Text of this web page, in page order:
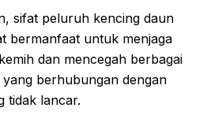
sifat peluruh kencing daun
bermanfaat untuk menjaga
dan mencegah berbagai
yang berhubungan dengan
tidak lancar.